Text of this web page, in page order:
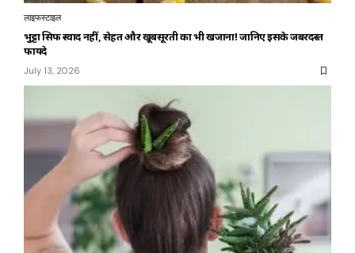
लाइफस्टाइल
भुट्टा सिर्फ स्वाद नहीं, सेहत और खूबसूरती का भी खजाना! जानिए इसके जबरदस्त
फायदे
July 13, 2026